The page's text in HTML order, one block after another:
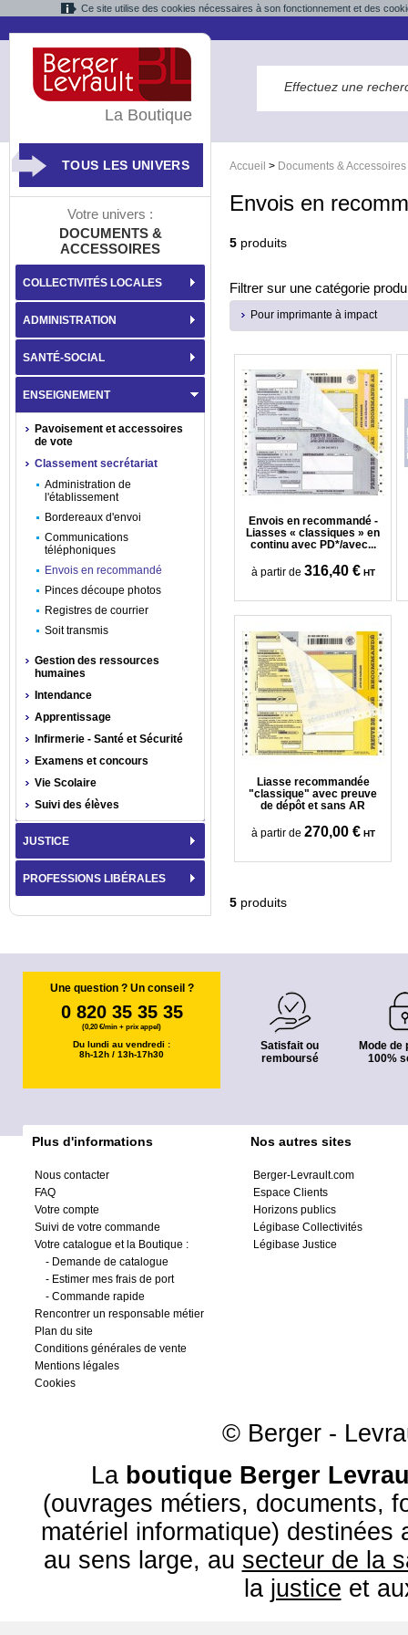
Ce site utilise des cookies nécessaires à son fonctionnement et des
Accueil > Documents & Accessoires
Envois en
5 produits
Filtrer sur une catégorie
Pour imprimante à impact
Envois en recommandé -
Liasses « classiques » en
continu avec PD*/avec...
à partir de 316,40 € HT
Liasse recommandée
"classique" avec preuve
de dépôt et sans AR
à partir de 270,00 € HT
5 produits
La Boutique
TOUS LES UNIVERS
Votre univers :
DOCUMENTS &
ACCESSOIRES
COLLECTIVITÉS LOCALES
ADMINISTRATION
SANTÉ-SOCIAL
ENSEIGNEMENT
Pavoisement et accessoires
de vote
Classement secrétariat
Administration de
l'établissement
Bordereaux d'envoi
Communications
téléphoniques
Envois en recommandé
Pinces découpe photos
Registres de courrier
Soit transmis
Gestion des ressources
humaines
Intendance
Apprentissage
Infirmerie - Santé et Sécurité
Examens et concours
Vie Scolaire
Suivi des élèves
JUSTICE
PROFESSIONS LIBÉRALES
Une question ? Un conseil ?
0 820 35 35 35
(0,20 €/min + prix appel)
Du lundi au vendredi :
8h-12h / 13h-17h30
Satisfait ou
remboursé
Mode de
100%
Plus d'informations
Nous contacter
FAQ
Votre compte
Suivi de votre commande
Votre catalogue et la Boutique :
- Demande de catalogue
- Estimer mes frais de port
- Commande rapide
Rencontrer un responsable métier
Plan du site
Conditions générales de vente
Mentions légales
Cookies
Nos autres sites
Berger-Levrault.com
Espace Clients
Horizons publics
Légibase Collectivités
Légibase Justice
© Berger -
La boutique Berger
(ouvrages métiers, documents,
matériel informatique) destinées
au sens large, au secteur de la
la justice et